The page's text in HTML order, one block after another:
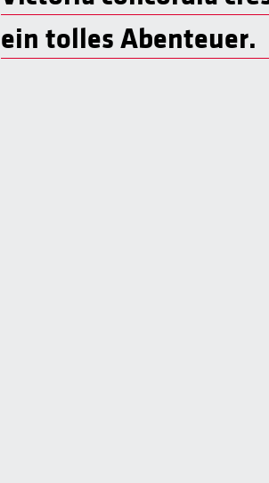
ein tolles Abenteuer.